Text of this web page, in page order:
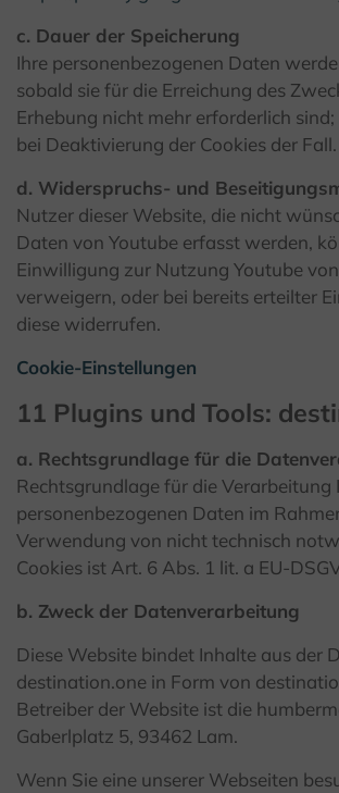
c. Dauer der Speicherung
Ihre personenbezogenen Daten
sobald sie für die Erreichung des
Erhebung nicht mehr erforderlich sind;
bei Deaktivierung der Cookies der Fall.
d. Widerspruchs- und
Nutzer dieser Website, die nicht
Daten von Youtube erfasst werden,
Einwilligung zur Nutzung Youtube
verweigern, oder bei bereits erteilter
diese widerrufen.
Cookie-Einstellungen
11 Plugins und Tools:
a. Rechtsgrundlage für die
Rechtsgrundlage für die Verarbeitung
personenbezogenen Daten im
Verwendung von nicht technisch
Cookies ist Art. 6 Abs. 1 lit. a EU-
b. Zweck der Datenverarbeitung
Diese Website bindet Inhalte aus der
destination.one in Form von
Betreiber der Website ist die
Gaberlplatz 5, 93462 Lam.
Wenn Sie eine unserer Webseiten